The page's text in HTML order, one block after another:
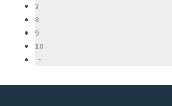
7
8
9
10
→